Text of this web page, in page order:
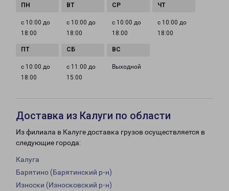
с 10:00 до
18:00
с 10:00 до
18:00
с 10:00 до
18:00
с 10:00 до
18:00
с 10:00 до
18:00
с 11:00 до
15:00
Выходной
Доставка из Калуги по области
Из филиала в Калуге доставка грузов осуществляется в
следующие города:
Калуга
Барятино (Барятинский р-н)
Износки (Износковский р-н)